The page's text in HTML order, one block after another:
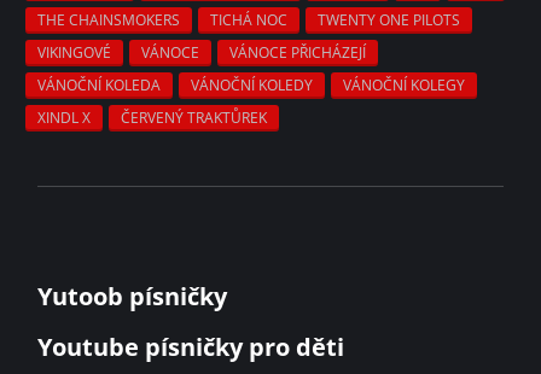
THE CHAINSMOKERS
TICHÁ NOC
TWENTY ONE PILOTS
VIKINGOVÉ
VÁNOCE
VÁNOCE PŘICHÁZEJÍ
VÁNOČNÍ KOLEDA
VÁNOČNÍ KOLEDY
VÁNOČNÍ KOLEGY
XINDL X
ČERVENÝ TRAKTŮREK
Yutoob písničky
Youtube písničky pro děti